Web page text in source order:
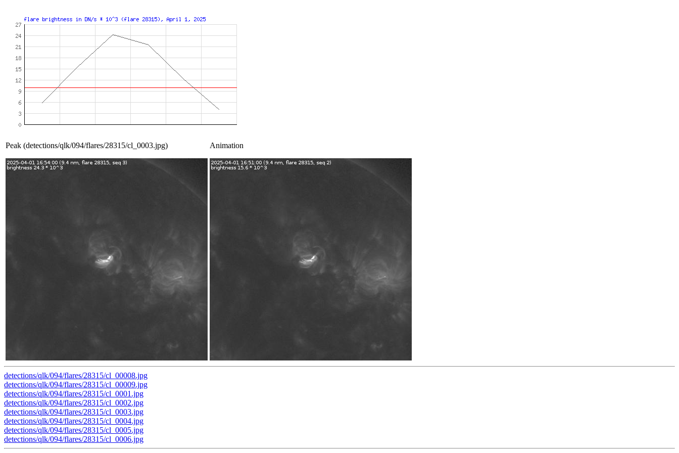
Peak (detections/qlk/094/flares/28315/cl_0003.jpg) Animation
detections/qlk/094/flares/28315/cl_00008.jpg
detections/qlk/094/flares/28315/cl_00009.jpg
detections/qlk/094/flares/28315/cl_0001.jpg
detections/qlk/094/flares/28315/cl_0002.jpg
detections/qlk/094/flares/28315/cl_0003.jpg
detections/qlk/094/flares/28315/cl_0004.jpg
detections/qlk/094/flares/28315/cl_0005.jpg
detections/qlk/094/flares/28315/cl_0006.jpg